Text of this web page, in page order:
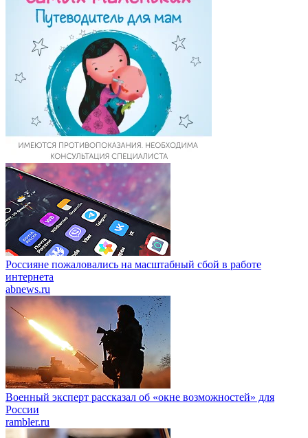
Россияне пожаловались на масштабный сбой в работе
интернета
abnews.ru
Военный эксперт рассказал об «окне возможностей» для
России
rambler.ru